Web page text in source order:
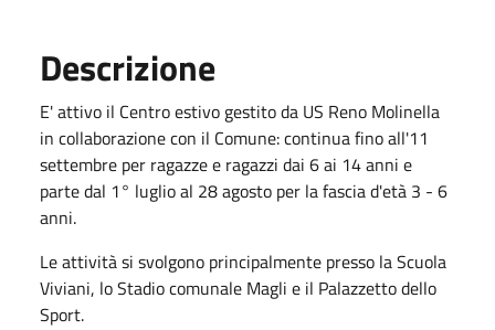
Descrizione
E' attivo il Centro estivo gestito da US Reno Molinella
in collaborazione con il Comune: continua fino all'11
settembre per ragazze e ragazzi dai 6 ai 14 anni e
parte dal 1° luglio al 28 agosto per la fascia d'età 3 - 6
anni.
Le attività si svolgono principalmente presso la Scuola
Viviani, lo Stadio comunale Magli e il Palazzetto dello
Sport.